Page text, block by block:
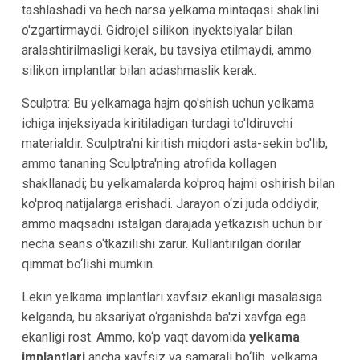
tashlashadi va hech narsa yelkama mintaqasi shaklini
o'zgartirmaydi. Gidrojel silikon inyektsiyalar bilan
aralashtirilmasligi kerak, bu tavsiya etilmaydi, ammo
silikon implantlar bilan adashmaslik kerak.
Sculptra: Bu yelkamaga hajm qo'shish uchun yelkama
ichiga injeksiyada kiritiladigan turdagi to'ldiruvchi
materialdir. Sculptra'ni kiritish miqdori asta-sekin bo'lib,
ammo tananing Sculptra'ning atrofida kollagen
shakllanadi; bu yelkamalarda ko'proq hajmi oshirish bilan
ko'proq natijalarga erishadi. Jarayon o‘zi juda oddiydir,
ammo maqsadni istalgan darajada yetkazish uchun bir
necha seans o‘tkazilishi zarur. Kullantirilgan dorilar
qimmat bo‘lishi mumkin.
Lekin yelkama implantlari xavfsiz ekanligi masalasiga
kelganda, bu aksariyat o‘rganishda ba'zi xavfga ega
ekanligi rost. Ammo, ko‘p vaqt davomida yelkama